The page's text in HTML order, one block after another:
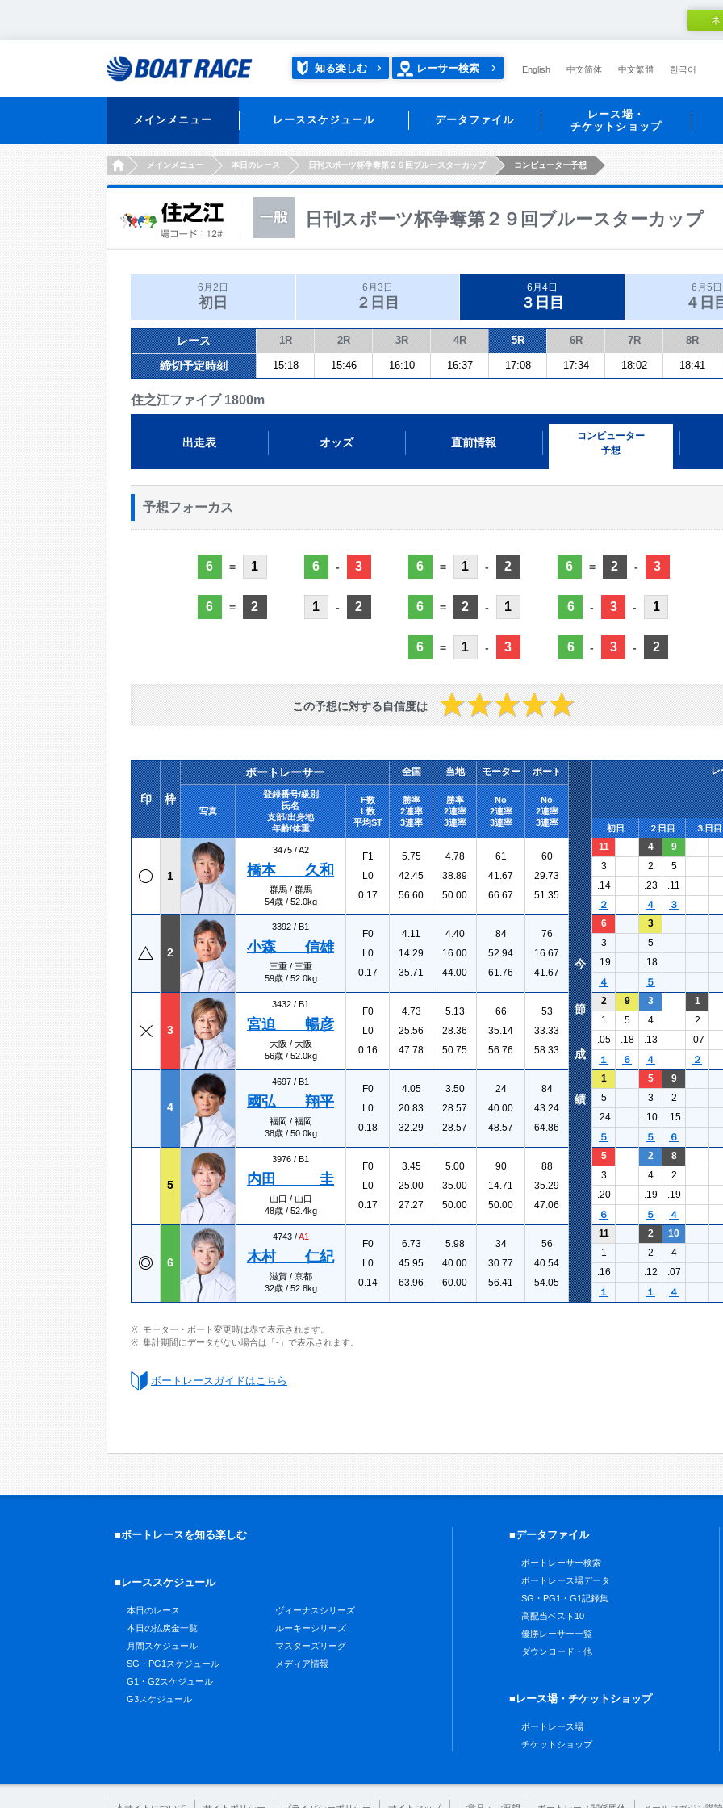
知る楽しむ レーサー検索 English 中文简体 中文繁體 한국어
メインメニュー レーススケジュール データファイル
レース場・
チケットショップ
HOMEメインメニュー 本日のレース 日刊スポーツ杯争奪第２９回ブルースターカップ コンピューター予想
日刊スポーツ杯争奪第２９回ブルースターカップ
6月2日
初日
6月3日
２日目
6月4日
３日目
6月5日
４日
レース 1R 2R 3R 4R 5R 6R 7R 8R
締切予定時刻 15:18 15:46 16:10 16:37 17:08 17:34 18:02 18:41
住之江ファイブ 1800m
出走表 オッズ 直前情報
コンピューター
予想
予想フォーカス
6 = 1
6 = 2
6 - 3
1 - 2
6 = 1 - 2
6 = 2 - 1
6 = 1 - 3
6 = 2 - 3
6 - 3 - 1
6 - 3 - 2
この予想に対する自信度は
印 枠
ボートレーサー 全国 当地 モーター ボート レ
写真
登録番号/級別
氏名
支部/出身地
年齢/体重
F数
L数
平均ST
勝率
2連率
3連率
勝率
2連率
3連率
No
2連率
3連率
No
2連率
3連率
初日 ２日目 ３日目
1
3475 /A2
橋本 久和
群馬 / 群馬
54歳 / 52.0kg
F1
L0
0.17
5.75
42.45
56.60
4.78
38.89
50.00
61
41.67
66.67
60
29.73
51.35
11 4
9
3
2
5
.14
.23
.11
２
４ ３
2
3392 / B1
小森 信雄
三重 / 三重
59歳 / 52.0kg
F0
L0
0.17
4.11
14.29
35.71
4.40
16.00
44.00
84
52.94
61.76
76
16.67
41.67
6
3
3
5
.19
.18
４
５
3
3432 / B1
宮迫 暢彦
大阪 / 大阪
56歳 / 52.0kg
F0
L0
0.16
4.73
25.56
47.78
5.13
28.36
50.75
66
35.14
56.76
53
33.33
58.33
2 9 3
1
1
5 4
2
.05
.18 .13
.07
１
６ ４ ２
4
4697 / B1
國弘 翔平
福岡 / 福岡
38歳 / 50.0kg
F0
L0
0.18
4.05
20.83
32.29
3.50
28.57
28.57
24
40.00
48.57
84
43.24
64.86
1 5
9
5
3
2
.24
.10
.15
５
５ ６
5
3976 / B1
内田 圭
山口 / 山口
48歳 / 52.4kg
F0
L0
0.17
3.45
25.00
27.27
5.00
35.00
50.00
90
14.71
50.00
88
35.29
47.06
5 2
8
3
4
2
.20
.19
.19
６
５ ４
6
4743 /A1
木村 仁紀
滋賀 / 京都
32歳 / 52.8kg
F0
L0
0.14
6.73
45.95
63.96
5.98
40.00
60.00
34
30.77
56.41
56
40.54
54.05
11 2
10
1
2
4
.16
.12
.07
１
１ ４
今
節
成
績
モーター・ボート変更時は赤で表示されます。
集計期間にデータがない場合は「-」で表示されます。
ボートレースガイドはこちら
■ボートレースを知る楽しむ
■レーススケジュール
本日のレース
本日の払戻金一覧
月間スケジュール
SG・PG1スケジュール
G1・G2スケジュール
G3スケジュール
ヴィーナスシリーズ
ルーキーシリーズ
マスターズリーグ
メディア情報
■データファイル
ボートレーサー検索
ボートレース場データ
SG・PG1・G1記録集
高配当ベスト10
優勝レーサー一覧
ダウンロード・他
■レース場・チケットショップ
ボートレース場
チケットショップ